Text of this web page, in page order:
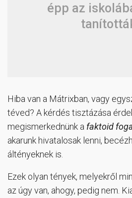
épp az
Hiba van a Mátrixban, vagy
téved? A kérdés tisztázása
megismerkednünk a faktoid
akarunk hivatalosak lenni,
áltényeknek is.
Ezek olyan tények, melyekről
az úgy van, ahogy, pedig nem.